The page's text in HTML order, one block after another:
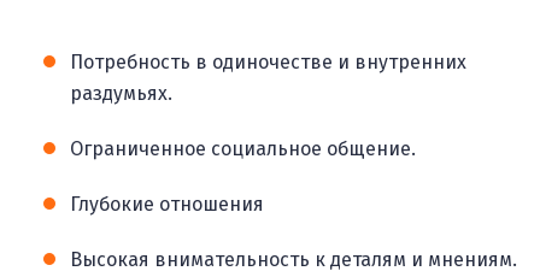
Потребность в одиночестве и внутренних
раздумьях.
Ограниченное социальное общение.
Глубокие отношения
Высокая внимательность к деталям и мнениям.